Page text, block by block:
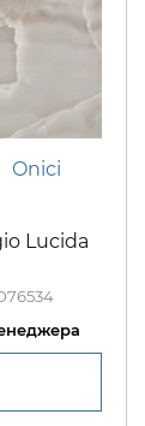
Onici
Lucida